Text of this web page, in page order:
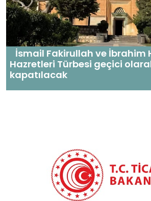
İsmail Fakirullah ve İbrahim
Hazretleri Türbesi geçici
kapatılacak